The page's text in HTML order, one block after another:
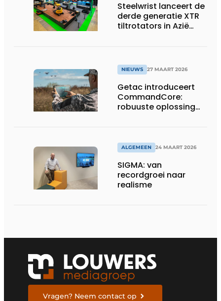
Steelwrist lanceert de
derde generatie XTR
tiltrotators in Azië
NIEUWS 27 MAART 2026
Getac introduceert
CommandCore:
robuuste oplossing
ALGEMEEN 24 MAART 2026
SIGMA: van
recordgroei naar
realisme
Vragen? Neem contact op